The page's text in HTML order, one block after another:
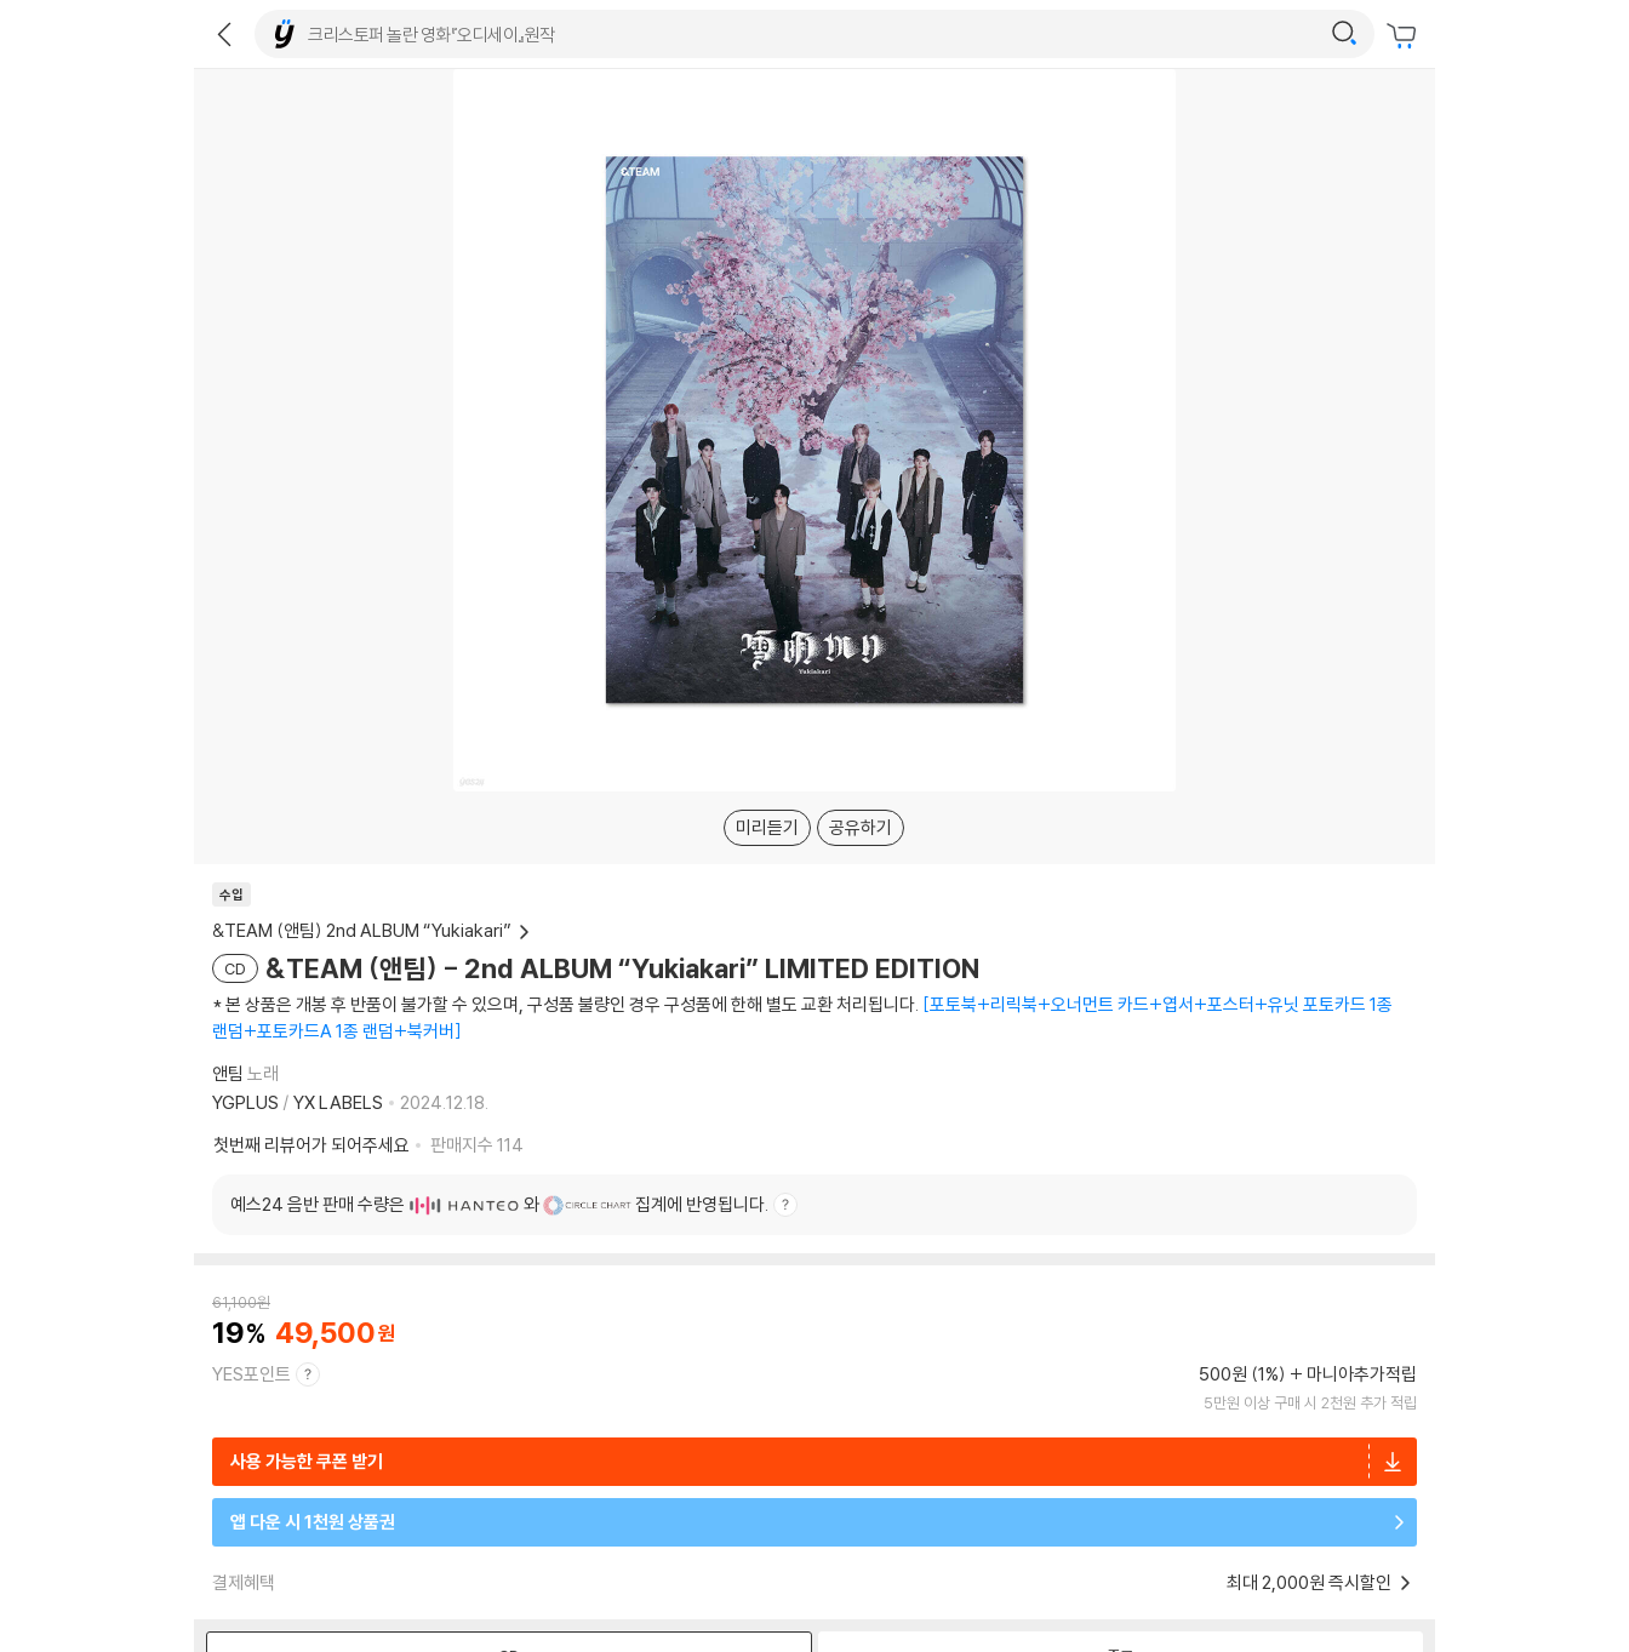
미리듣기 공유하기
수입
&TEAM (앤팀) 2nd ALBUM “Yukiakari”
CD &TEAM (앤팀) - 2nd ALBUM “Yukiakari” LIMITED EDITION
* 본 상품은 개봉 후 반품이 불가할 수 있으며, 구성품 불량인 경우 구성품에 한해 별도 교환 처리됩니다. 포토북+리릭북+오너먼트 카드+엽서+포스터+유닛 포토카드 1종
랜덤+포토카드A 1종 랜덤+북커버
앤팀 노래
YGPLUS / YX LABELS
2024.12.18.
첫번째 리뷰어가 되어주세요
판매지수 114
예스24 음반 판매 수량은 와 집계에 반영됩니다.
61,100원
19 49,500
YES포인트 500원 (1%) 마니아추가적립
5만원 이상 구매 시 2천원 추가 적립
사용 가능한 쿠폰 받기
앱 다운 시 1천원 상품권
결제혜택 최대 2,000원 즉시할인